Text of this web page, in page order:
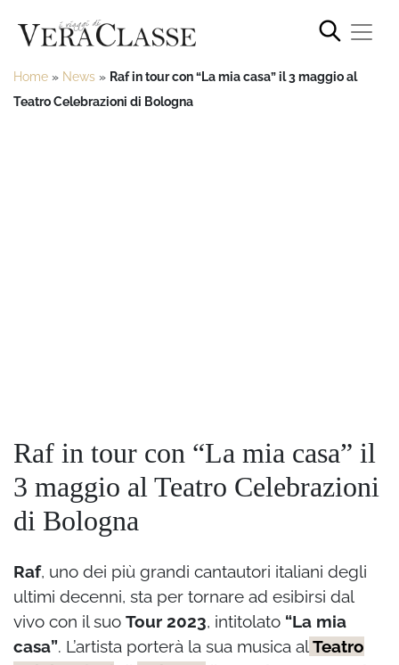
Home » News » Raf in tour con “La mia casa” il 3 maggio al
Teatro Celebrazioni di Bologna
Raf in tour con “La mia casa” il
3 maggio al Teatro Celebrazioni
di Bologna
Raf, uno dei più grandi cantautori italiani degli
ultimi decenni, sta per tornare ad esibirsi dal
vivo con il suo Tour 2023, intitolato “La mia
casa”. L’artista porterà la sua musica alTeatro